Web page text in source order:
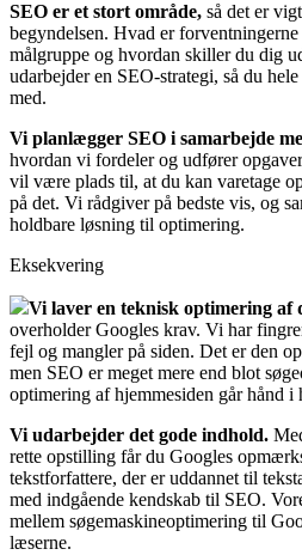
SEO er et stort område, så det er
begyndelsen. Hvad er
målgruppe og hvordan skiller du dig
udarbejder en SEO-strategi, så du
med.
Vi planlægger SEO i samarbejde
hvordan vi fordeler og udfører
vil være plads til, at du kan varetage
på det. Vi rådgiver på bedste vis, og
holdbare løsning til optimering.
Eksekvering
Vi laver en teknisk optimering af
overholder Googles krav. Vi har
fejl og mangler på siden. Det er den
men SEO er meget mere end blot
optimering af hjemmesiden går hånd i
Vi udarbejder det gode indhold.
rette opstilling får du Googles
tekstforfattere, der er uddannet til
med indgående kendskab til SEO.
mellem søgemaskineoptimering til
læserne.